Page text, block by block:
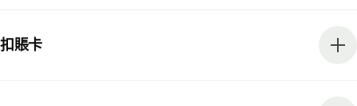
扣賬卡